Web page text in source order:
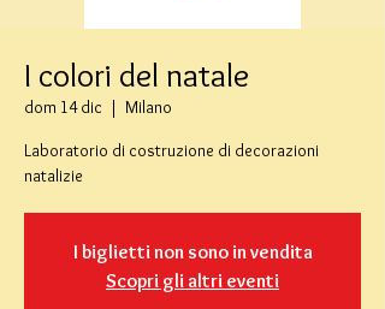
I colori del natale
dom 14 dic
  |
Milano
Laboratorio di costruzione di decorazioni
natalizie
I biglietti non sono in vendita
Scopri gli altri eventi